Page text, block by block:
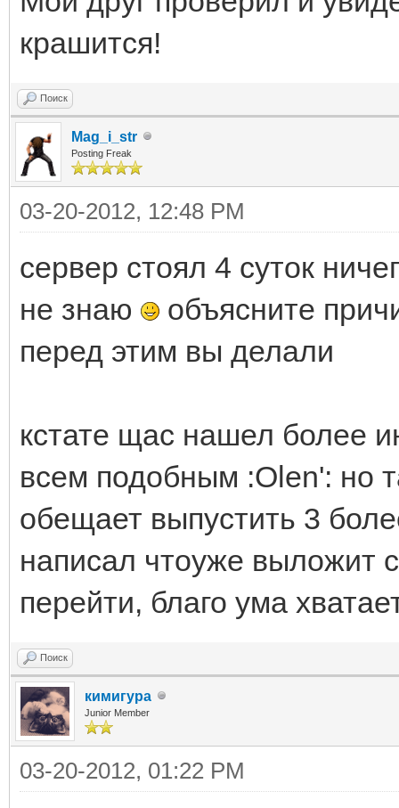
крашится!
Поиск
Mag_i_str
Posting Freak
03-20-2012, 12:48 PM
сервер стоял 4 суток
не знаю
объясните
перед этим вы делали
кстате щас нашел более
всем подобным :Olen': но
обещает выпустить 3
написал чтоуже выложит
перейти, благо ума
Поиск
кимигура
Junior Member
03-20-2012, 01:22 PM